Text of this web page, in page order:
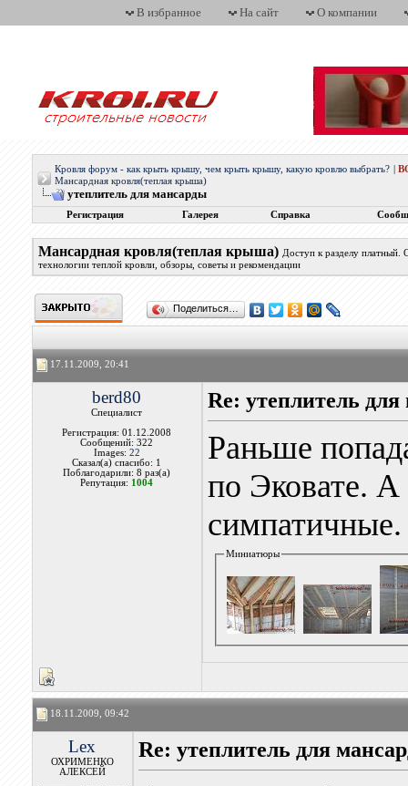
В избранное На сайт О компании
Кровля форум - как крыть крышу, чем крыть крышу, какую кровлю выбрать?
Мансардная кровля(теплая крыша)
утеплитель для мансарды
Регистрация Галерея Справка
Мансардная кровля(теплая крыша) Доступ к разделу
технологии теплой кровли, обзоры, советы и рекомендации
Поделиться…
17.11.2009, 20:41
berd80
Специалист
Регистрация: 01.12.2008
Сообщений: 322
Images: 22
Сказал(а) спасибо: 1
Поблагодарили: 8 раз(а)
Репутация: 1004
Re: утеплитель
Раньше
по Эковате. А
симпатичные.
Миниатюры
18.11.2009, 09:42
Lex
ОХРИМЕНКО
АЛЕКСЕЙ
Re: утеплитель для